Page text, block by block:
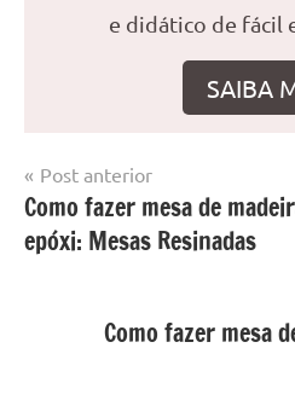
e didático de fácil
SAIBA
Marcado
com
mesa
Mesa
resinada
Navegação
de
Post
Post anterior
Como fazer mesa de
epóxi: Mesas Resinadas
Como fazer mesa